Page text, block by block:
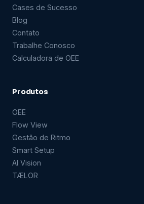
Cases de Sucesso
Blog
Contato
Trabalhe Conosco
Calculadora de OEE
Produtos
OEE
Flow View
Gestão de Ritmo
Smart Setup
AI Vision
TÆLOR